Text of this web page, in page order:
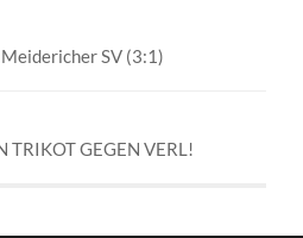
SV (3:1)
TRIKOT GEGEN VERL!